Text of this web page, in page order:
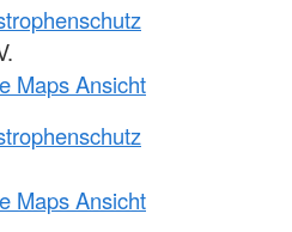
Maps Ansicht
Maps Ansicht